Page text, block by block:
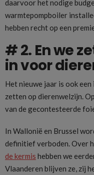
daarvoor het nodige
warmtepompboiler
hebben recht op een
# 2. En we
in voor
Het nieuwe jaar is ook een
zetten op dierenwelzijn.
van de gecontesteerde
In Wallonië en Brussel
definitief verboden. Over
de kermis hebben we
Vlaanderen blijven ze, zij